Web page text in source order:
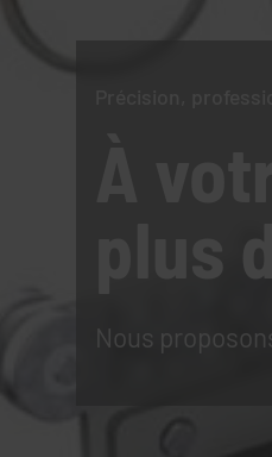
Précision,
À
plus
Nous